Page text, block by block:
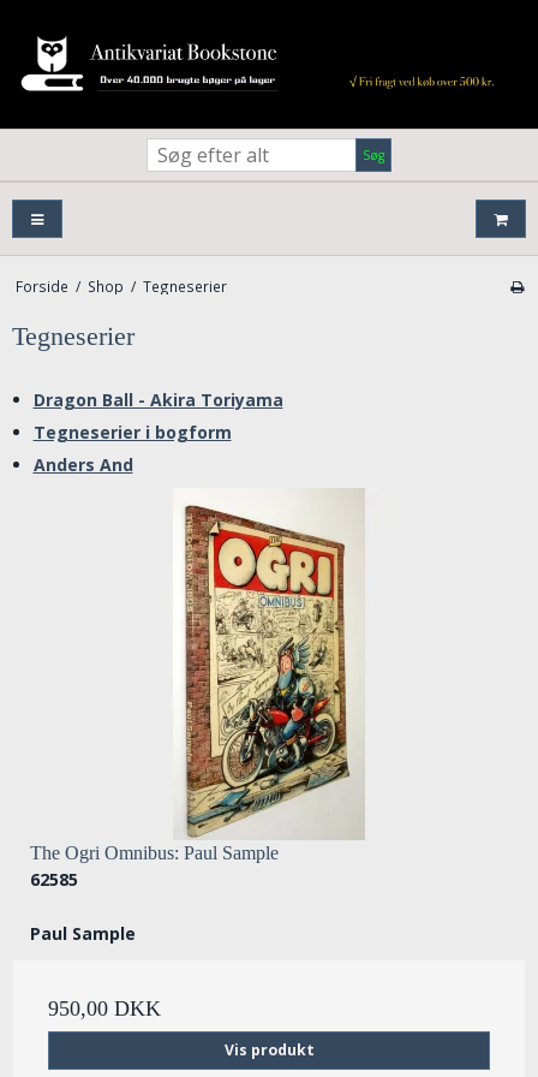
Søg
Forside / Shop / Tegneserier
Tegneserier
Dragon Ball - Akira Toriyama
Tegneserier i bogform
Anders And
The Ogri Omnibus: Paul Sample
62585
Paul Sample
950,00 DKK
Vis produkt